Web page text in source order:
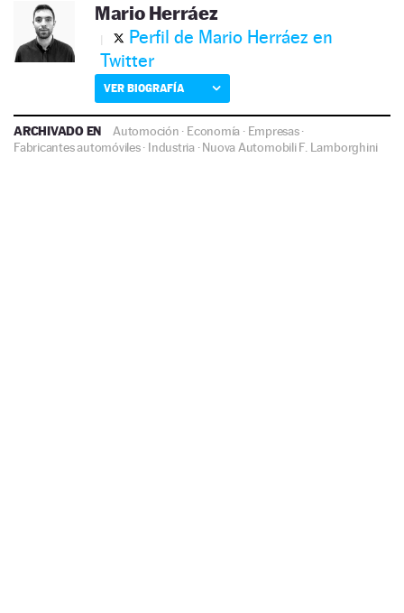
Mario Herráez
Perfil de Mario Herráez en
Twitter
VER BIOGRAFÍA
ARCHIVADO EN Automoción · Economía · Empresas·
Fabricantes automóviles· Industria·Nuova Automobili F. Lamborghini